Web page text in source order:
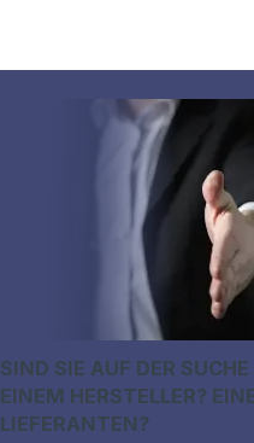
SIND SIE AUF DER
EINEM HERSTELLER?
LIEFERANTEN?